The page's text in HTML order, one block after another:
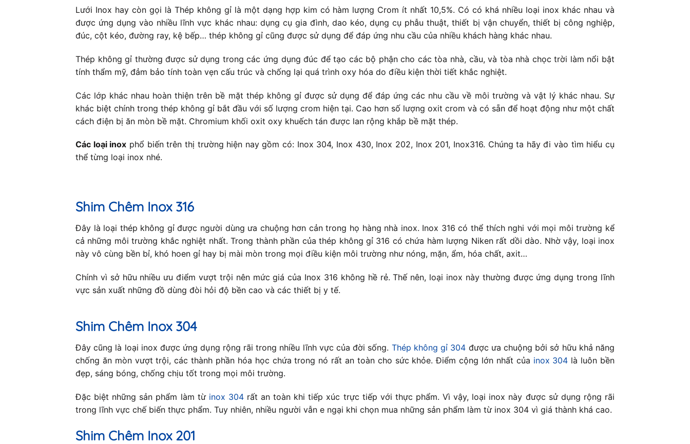
Lưới Inox hay còn gọi là Thép không gỉ là một dạng hợp kim có hàm lượng Crom ít nhất 10,5%. Có có khá nhiều loại inox khác nhau và
được ứng dụng vào nhiều lĩnh vực khác nhau: dụng cụ gia đình, dao kéo, dụng cụ phẫu thuật, thiết bị vận chuyển, thiết bị công nghiệp,
đúc, cột kéo, đường ray, kệ bếp… thép không gỉ cũng được sử dụng để đáp ứng nhu cầu của nhiều khách hàng khác nhau.
Thép không gỉ thường được sử dụng trong các ứng dụng đúc để tạo các bộ phận cho các tòa nhà, cầu, và tòa nhà chọc trời làm nổi bật
tính thẩm mỹ, đảm bảo tính toàn vẹn cấu trúc và chống lại quá trình oxy hóa do điều kiện thời tiết khắc nghiệt.
Các lớp khác nhau hoàn thiện trên bề mặt thép không gỉ được sử dụng để đáp ứng các nhu cầu về môi trường và vật lý khác nhau. Sự
khác biệt chính trong thép không gỉ bắt đầu với số lượng crom hiện tại. Cao hơn số lượng oxit crom và có sẵn để hoạt động như một chất
cách điện bị ăn mòn bề mặt. Chromium khối oxit oxy khuếch tán được lan rộng khắp bề mặt thép.
Các loại inox phổ biến trên thị trường hiện nay gồm có: Inox 304, Inox 430, Inox 202, Inox 201, Inox316. Chúng ta hãy đi vào tìm hiểu cụ
thể từng loại inox nhé.
Shim Chêm Inox 316
Đây là loại thép không gỉ được người dùng ưa chuộng hơn cản trong họ hàng nhà inox. Inox 316 có thể thích nghi với mọi môi trường kể
cả những môi trường khắc nghiệt nhất. Trong thành phần của thép không gỉ 316 có chứa hàm lượng Niken rất dồi dào. Nhờ vậy, loại inox
này vô cùng bền bỉ, khó hoen gỉ hay bị mài mòn trong mọi điều kiện môi trường như nóng, mặn, ẩm, hóa chất, axit…
Chính vì sở hữu nhiều ưu điểm vượt trội nên mức giá của Inox 316 không hề rẻ. Thế nên, loại inox này thường được ứng dụng trong lĩnh
vực sản xuất những đồ dùng đòi hỏi độ bền cao và các thiết bị y tế.
Shim Chêm Inox 304
Đây cũng là loại inox được ứng dụng rộng rãi trong nhiều lĩnh vực của đời sống. Thép không gỉ 304 được ưa chuộng bởi sở hữu khả năng
chống ăn mòn vượt trội, các thành phần hóa học chứa trong nó rất an toàn cho sức khỏe. Điểm cộng lớn nhất của inox 304 là luôn bền
đẹp, sáng bóng, chống chịu tốt trong mọi môi trường.
Đặc biệt những sản phẩm làm từ inox 304rất an toàn khi tiếp xúc trực tiếp với thực phẩm. Vì vậy, loại inox này được sử dụng rộng rãi
trong lĩnh vực chế biến thực phẩm. Tuy nhiên, nhiều người vẫn e ngại khi chọn mua những sản phẩm làm từ inox 304 vì giá thành khá cao.
Shim Chêm Inox 201